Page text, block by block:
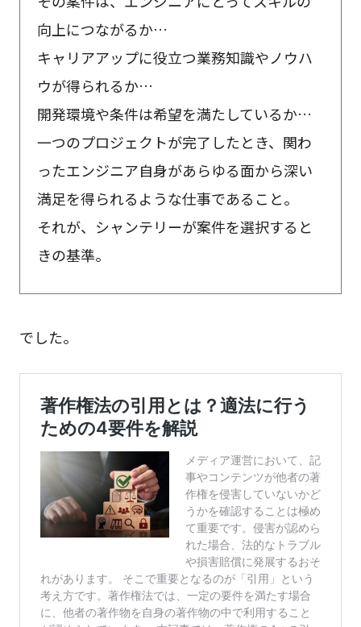
向上につながるか…
キャリアアップに役立つ業務知識やノウハ
ウが得られるか…
開発環境や条件は希望を満たしているか…
一つのプロジェクトが完了したとき、関わ
ったエンジニア自身があらゆる面から深い
満足を得られるような仕事であること。
それが、シャンテリーが案件を選択すると
きの基準。
でした。